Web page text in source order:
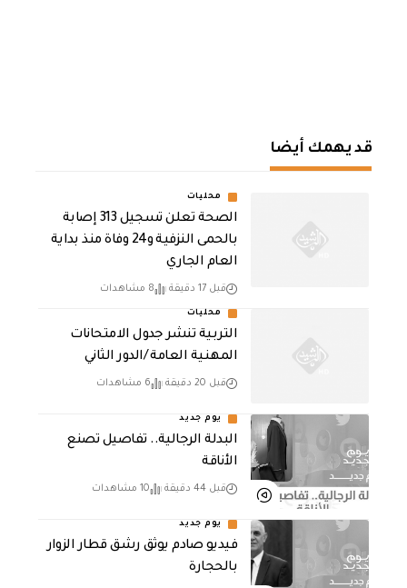
قد يهمك أيضا
محليات
الصحة تعلن تسجيل 313 إصابة
بالحمى النزفية و24 وفاة منذ بداية
العام الجاري
قبل 17 دقيقة 8 مشاهدات
محليات
التربية تنشر جدول الامتحانات
المهنية العامة /الدور الثاني
قبل 20 دقيقة 6 مشاهدات
يوم جديد
البدلة الرجالية.. تفاصيل تصنع
الأناقة
قبل 44 دقيقة 10 مشاهدات
يوم جديد
فيديو صادم يوثق رشق قطار الزوار
بالحجارة